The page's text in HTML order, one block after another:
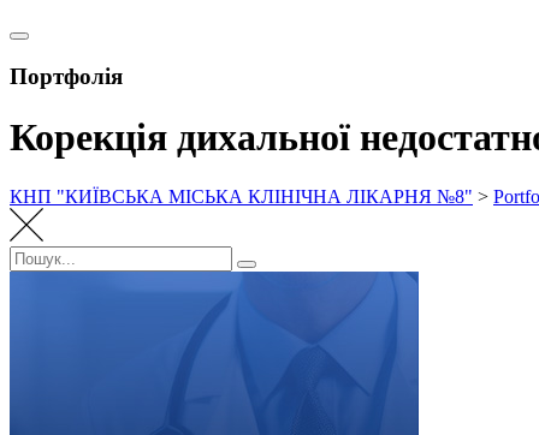
Портфолія
Корекція дихальної
КНП "КИЇВСЬКА МІСЬКА КЛІНІЧНА ЛІКАРНЯ №8" >
Пошук:
Пошук